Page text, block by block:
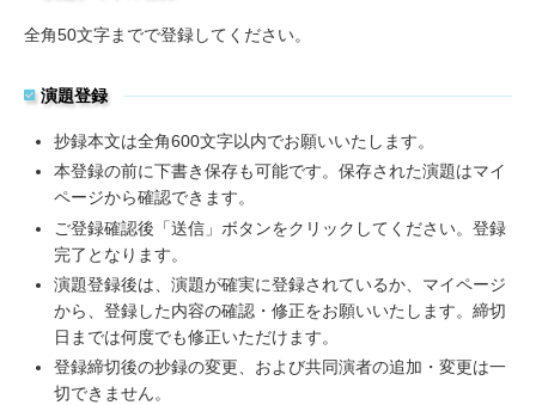
全角50文字までで登録してください。
演題登録
抄録本文は全角600文字以内でお願いいたします。
本登録の前に下書き保存も可能です。保存された演題はマイ
ページから確認できます。
ご登録確認後「送信」ボタンをクリックしてください。登録
完了となります。
演題登録後は、演題が確実に登録されているか、マイページ
から、登録した内容の確認・修正をお願いいたします。締切
日までは何度でも修正いただけます。
登録締切後の抄録の変更、および共同演者の追加・変更は一
切できません。